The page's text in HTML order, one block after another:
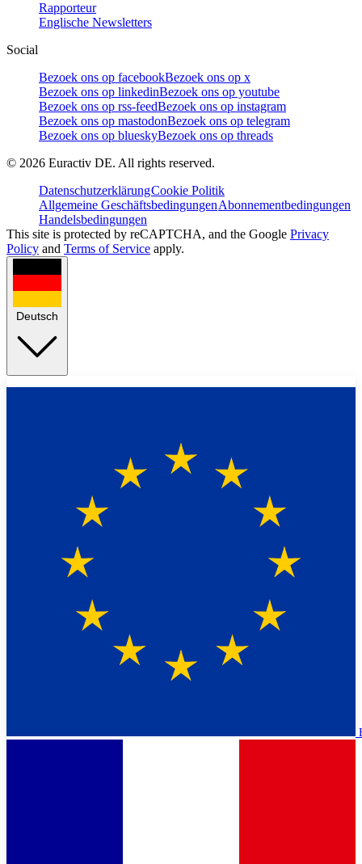
Rapporteur
Englische Newsletters
Social
Bezoek ons op facebookBezoek ons op x
Bezoek ons op linkedinBezoek ons op youtube
Bezoek ons op rss-feedBezoek ons op instagram
Bezoek ons op mastodonBezoek ons op telegram
Bezoek ons op blueskyBezoek ons op threads
© 2026 Euractiv DE. All rights reserved.
DatenschutzerklärungCookie Politik
Allgemeine GeschäftsbedingungenAbonnementbedingungen
Handelsbedingungen
This site is protected by reCAPTCHA, and the Google Privacy
Policy and Terms of Service apply.
Deutsch